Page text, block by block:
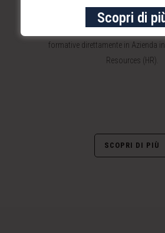
qualificati Enti di formazione
24 Ore. È in grado di progettare e
formative direttamente in Azienda
Resources (HR).
SCOPRI DI PIÙ
Scopri di